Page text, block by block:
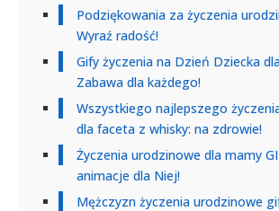
Podziękowania za życzenia
Wyraź radość!
Gify życzenia na Dzień Dziecka
Zabawa dla każdego!
Wszystkiego najlepszego
dla faceta z whisky: na zdrowie!
Życzenia urodzinowe dla mamy
animacje dla Niej!
Mężczyzn życzenia urodzinowe